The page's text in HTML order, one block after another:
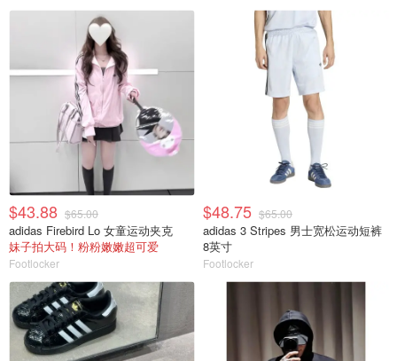
$43.88 $65.00
adidas Firebird Lo 女童运动夹克
妹子拍大码！粉粉嫩嫩超可爱
Footlocker
$48.75 $65.00
adidas 3 Stripes 男士宽松运动短裤
8英寸
Footlocker